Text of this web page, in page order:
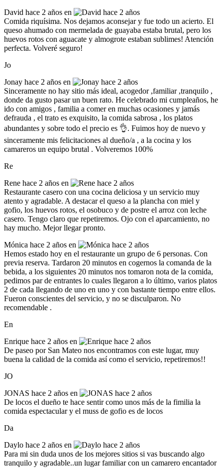
David hace 2 años en
Comida riquísima. Nos dejamos aconsejar y fue todo un acierto. El
queso ahumado con mermelada de guayaba estaba brutal, pero los
huevos rotos con aguacate y almogrote estaban sublimes! Atención
perfecta. Volveré seguro!
Jo
Jonay hace 2 años en
Sinceramente no hay sitio más ideal, acogedor ,familiar ,tranquilo ,
donde da gusto pasar un buen rato. He celebrado mi cumpleaños, he
ido con amigos , familia a comer en muchas ocasiones y jamás
defrauda , el trato es exquisito, la comida sabrosa , los platos
abundantes y sobre todo el precio es 👌. Fuimos hoy de nuevo y
sinceramente mis felicitaciones al dueño/a , a la cocina y los
camareros un equipo brutal . Volveremos 100%
Re
Rene hace 2 años en
Restaurante casero con una cocina deliciosa y un servicio muy
atento y agradable. A destacar el queso a la plancha con miel y
gofio, los huevos rotos, el osobuco y de postre el arroz con leche
casero. Tengo claro que repetiremos. Ojo con el aparcamiento, no
hay mucho. Mejor llegar pronto.
Mónica hace 2 años en
Hemos estado hoy en el restaurante un grupo de 6 personas. Con
previa reserva. Tardaron 20 minutos en cogernos la comanda de la
bebida, a los siguientes 20 minutos nos tomaron nota de la comida,
pedimos par de entrantes lo cuales llegaron a lo último, varios platos
2 de cada llegando de uno en uno y con bastante tiempo entre ellos.
Fueron conscientes del servicio, y no se disculparon. No
recomendable .
En
Enrique hace 2 años en
De paseo por San Mateo nos encontramos con este lugar, muy
buena la calidad de la comida así como el servicio, repetiremos!!
JO
JONAS hace 2 años en
De locos el dueño te hace sentir como unos más de la fimilia la
comida espectacular y el muss de gofio es de locos
Da
Daylo hace 2 años en
Para mi sin duda unos de los mejores sitios si vas buscando algo
tranquilo y agradable..un lugar familiar con un camarero encantador